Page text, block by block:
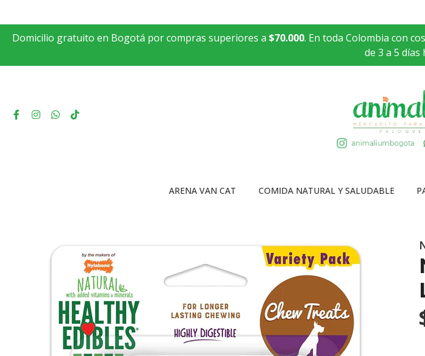
Domicilio gratuito en Bogotá por compras superiores a $70.000. En toda Colombia con
de 3 a 5 días
ARENA VAN CAT COMIDA NATURAL Y SALUDABLE